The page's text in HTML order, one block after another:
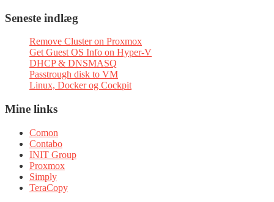
Seneste indlæg
Remove Cluster on Proxmox
Get Guest OS Info on Hyper-V
DHCP & DNSMASQ
Passtrough disk to VM
Linux, Docker og Cockpit
Mine links
Comon
Contabo
INIT Group
Proxmox
Simply
TeraCopy